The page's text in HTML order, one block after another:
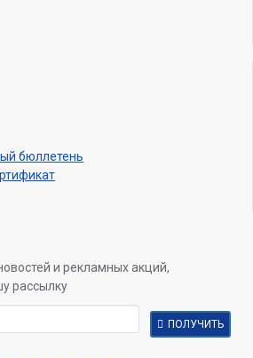
бюллетень
и рекламных акций,
рассылку
ПОЛУЧИТЬ